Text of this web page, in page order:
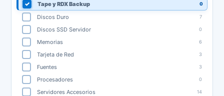
Tape y RDX Backup 0
Discos Duro 7
Discos SSD Servidor 0
Memorias 6
Tarjeta de Red 3
Fuentes 3
Procesadores 0
Servidores Accesorios 14